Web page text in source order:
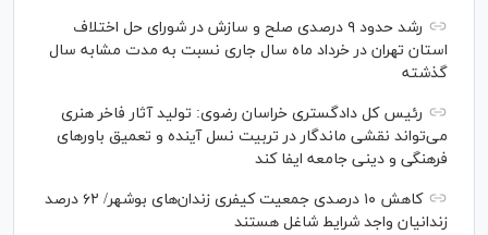
رشد حدود ۹ درصدی صلح و سازش در شورای حل اختلاف
استان تهران در خرداد ماه سال جاری نسبت به مدت مشابه سال
گذشته
رئیس کل دادگستری خراسان رضوی: تولید آثار فاخر هنری
می‌تواند نقشی ماندگار در تربیت نسل آینده و تعمیق باور‌های
فرهنگی و دینی جامعه ایفا کند
کاهش ۱۰ درصدی جمعیت کیفری زندان‌های بوشهر/ ۶۲ درصد
زندانیان واجد شرایط شاغل هستند